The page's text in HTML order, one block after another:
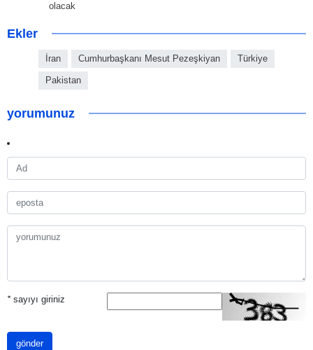
olacak
Ekler
İran Cumhurbaşkanı Mesut Pezeşkiyan Türkiye
Pakistan
yorumunuz
*sayıyı giriniz
gönder